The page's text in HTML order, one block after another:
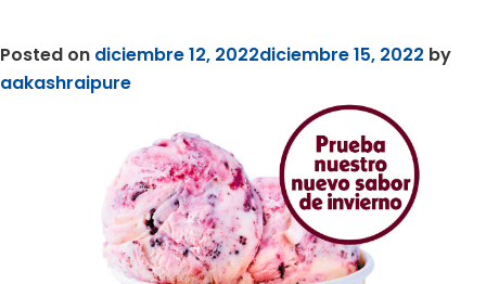
Posted on diciembre 12, 2022diciembre 15, 2022 by
aakashraipure